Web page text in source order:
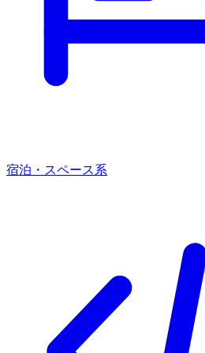
宿泊・スペース系